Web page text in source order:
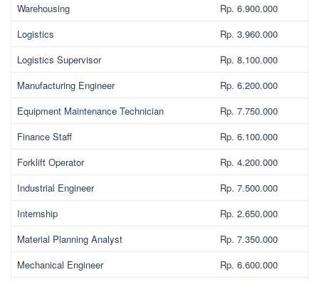
Warehousing
Rp. 6.900.000
Logistics
Rp. 3.960.000
Logistics Supervisor
Rp. 8.100.000
Manufacturing Engineer
Rp. 6.200.000
Equipment Maintenance Technician
Rp. 7.750.000
Finance Staff
Rp. 6.100.000
Forklift Operator
Rp. 4.200.000
Industrial Engineer
Rp. 7.500.000
Internship
Rp. 2.650.000
Material Planning Analyst
Rp. 7.350.000
Mechanical Engineer
Rp. 6.600.000